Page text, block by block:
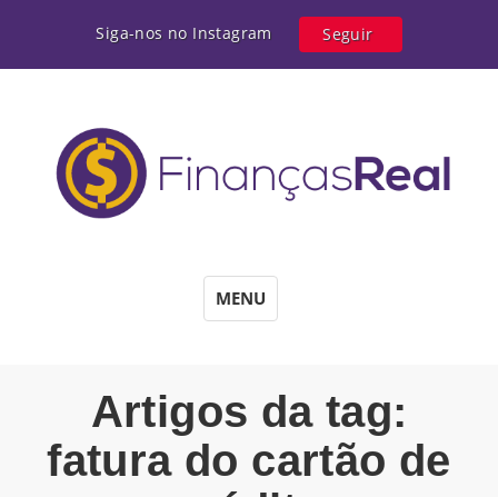
Siga-nos no Instagram Seguir
MENU
Artigos da tag:
fatura do cartão de